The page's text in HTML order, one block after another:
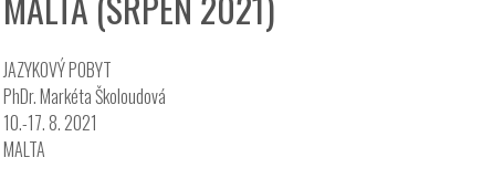
JAZYKOVÝ POBYT
PhDr. Markéta Školoudová
10.-17. 8. 2021
MALTA